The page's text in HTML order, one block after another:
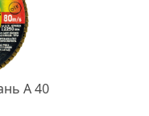
A 40